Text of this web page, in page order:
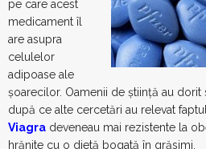
pe care acest
medicament îl
are asupra
celulelor
adipoase ale
şoarecilor. Oamenii de ştiinţă au
după ce alte cercetări au relevat
Viagra deveneau mai rezistente la
hrănite cu o dietă bogată în grăsimi.